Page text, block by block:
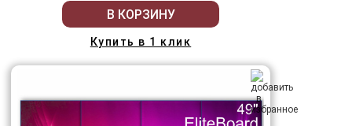
В КОРЗИНУ
Купить в 1 клик